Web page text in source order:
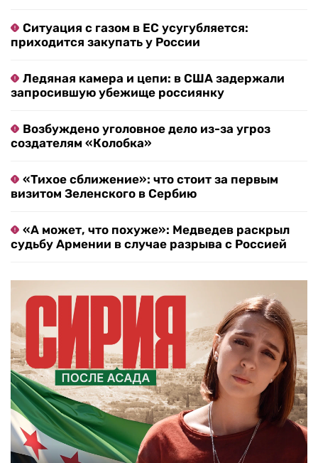
Ситуация с газом в ЕС усугубляется:
приходится закупать у России
Ледяная камера и цепи: в США задержали
запросившую убежище россиянку
Возбуждено уголовное дело из-за угроз
создателям «Колобка»
«Тихое сближение»: что стоит за первым
визитом Зеленского в Сербию
«А может, что похуже»: Медведев раскрыл
судьбу Армении в случае разрыва с Россией